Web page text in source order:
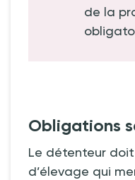
de la
Obligations
Le détenteur
d’élevage qui